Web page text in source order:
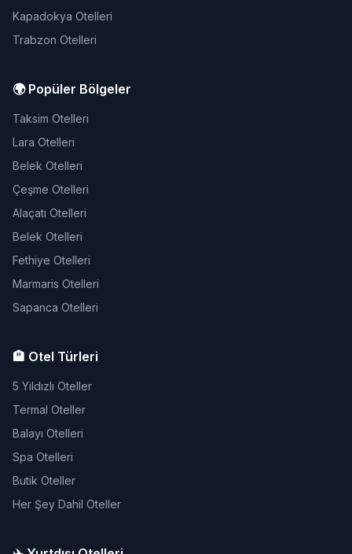
Kapadokya Otelleri
Trabzon Otelleri
🌍 Popüler Bölgeler
Taksim Otelleri
Lara Otelleri
Belek Otelleri
Çeşme Otelleri
Alaçatı Otelleri
Belek Otelleri
Fethiye Otelleri
Marmaris Otelleri
Sapanca Otelleri
🏨 Otel Türleri
5 Yıldızlı Oteller
Termal Oteller
Balayı Otelleri
Spa Otelleri
Butik Oteller
Her Şey Dahil Oteller